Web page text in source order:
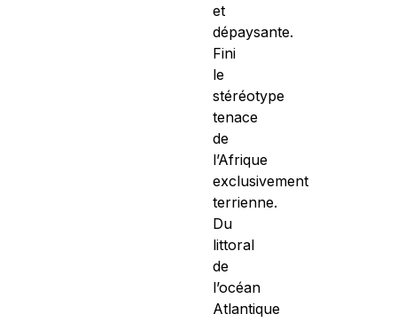
et
dépaysante.
Fini
le
stéréotype
tenace
de
l’Afrique
exclusivement
terrienne.
Du
littoral
de
l’océan
Atlantique